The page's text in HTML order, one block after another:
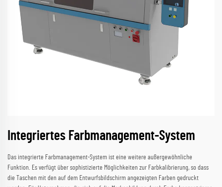
Integriertes Farbmanagement-System
Das integrierte Farbmanagement-System ist eine weitere außergewöhnliche
Funktion. Es verfügt über sophistizierte Möglichkeiten zur Farbkalibrierung, so dass
die Taschen mit den auf dem Entwurfsbildschirm angezeigten Farben gedruckt